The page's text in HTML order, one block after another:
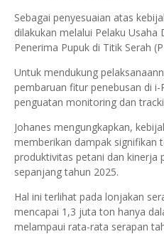
Sebagai penyesuaian atas
dilakukan melalui Pelaku Usaha
Penerima Pupuk di Titik Serah
Untuk mendukung
pembaruan fitur penebusan di i-
penguatan monitoring dan
Johanes mengungkapkan,
memberikan dampak signifikan
produktivitas petani dan kinerja
sepanjang tahun 2025.
Hal ini terlihat pada lonjakan
mencapai 1,3 juta ton hanya
melampaui rata-rata serapan